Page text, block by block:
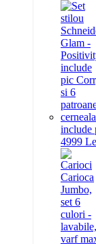
include
4999